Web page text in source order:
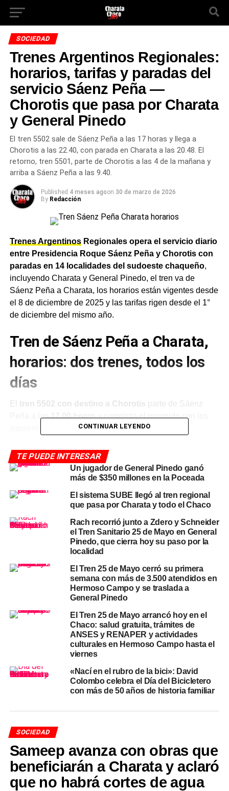
SOCIEDAD
Trenes Argentinos Regionales:
horarios, tarifas y paradas del
servicio Sáenz Peña —
Chorotis que pasa por Charata
y General Pinedo
El tren 5502 sale de Sáenz Peña a las 17 horas y llega a
Chorotis a las 22.40, con parada en Charata a las 20.48. El
retorno, tren 5501, parte de Chorotis a las 4 de la mañana y
arriba a Sáenz Peña a las 9.40.
Published 4 meses agoon 30 de marzo de 2026
By Redacción
Trenes ArgentinosRegionales opera el servicio diario
entre Presidencia Roque Sáenz Peña y Chorotis con
paradas en 14 localidades del sudoeste chaqueño,
incluyendo Charata y General Pinedo, el tren va de
Sáenz Peña a Charata, los horarios están vigentes desde
el 8 de diciembre de 2025 y las tarifas rigen desde el 1°
de diciembre del mismo año.
Tren de Sáenz Peña a Charata,
horarios: dos trenes, todos los
días
El tren 5502 con destino a Chorotis parte de Sáenz
Peña a las17.00 horasy completa el recorrido con los
siguientes horarios intermedios:
Napenay18.02— Avia Terai
Luchadores18.51— Los Hacheros 19.13— Campo
— Fortín Las Chuñas19.32— Corzuela
Charata 20.48
—General Pinedo 21.42— Itín21.13—
Hermoso Campo22.00 — Venados Grandes
Chorotis22.40
tren 5501 con destino a Sáenz Peñaparte de
el recorrido inverso:
Venados Grandes04.14— Hermoso Campo04.42
Breñas
— Pozo del Indio06.41— Corzuela06.55
— Fortín Las Chuñas07.08— Campo Largo07.23— Los
— Tierra de Luchadores07.49— Avia
— Napenay08.39
Tarifas vigentes desde
pesos. Los tramos más consultados desde Charata:
Desde Charata:General Pinedo $750 — Las Breñas
$750 — Corzuela $1.150 — Sáenz Peña $1.900 —
Chorotis $1.500
CONTINUAR LEYENDO
TE PUEDE INTERESAR
Un jugador de General Pinedo ganó
más de $350 millones en la Poceada
El sistema SUBE llegó al tren regional
que pasa por Charata y todo el Chaco
Rach recorrió junto a Zdero y Schneider
el Tren Sanitario 25 de Mayo en General
Pinedo, que cierra hoy su paso por la
localidad
El Tren 25 de Mayo cerró su primera
semana con más de 3.500 atendidos en
Hermoso Campo y se traslada a
General Pinedo
El Tren 25 de Mayo arrancó hoy en el
Chaco: salud gratuita, trámites de
ANSES y RENAPER y actividades
culturales en Hermoso Campo hasta el
viernes
«Nací en el rubro de la bici»: David
Colombo celebra el Día del Bicicletero
con más de 50 años de historia familiar
SOCIEDAD
Sameep avanza con obras que
beneficiarán a Charata y aclaró
que no habrá cortes de agua